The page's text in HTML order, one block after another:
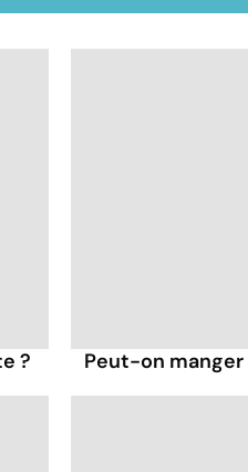
? Peut-on